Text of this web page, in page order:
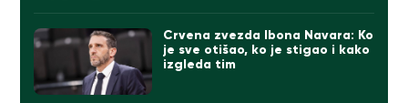
Crvena zvezda Ibona Navara: Ko
je sve otišao, ko je stigao i kako
izgleda tim